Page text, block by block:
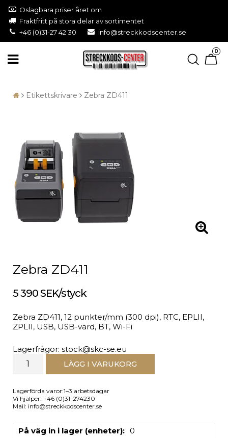
Oslagbara priser året om
Fraktfritt på stora delar av sortimentet
+46 (0)31-27 42 30
info@streckkodscenter.se
0
Etikettskrivare Zebra ZD411
Zebra ZD411
5 390 SEK/styck
Zebra ZD411, 12 punkter/mm (300 dpi), RTC, EPLII,
ZPLII, USB, USB-värd, BT, Wi-Fi
Lagerfrågor: stock@skc-se.eu
LÄGG I VARUKORG
Lagerförda varor:1–3 arbetsdagar
Vi hjälper: +46 (0)31-274230
Mail: info@streckkodscenter.se
På väg in i lager (enheter)
0